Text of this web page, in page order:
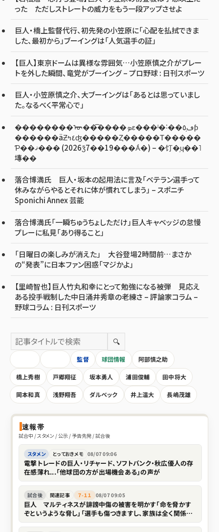
った ただしストレートの威力をもう一段アップさせよ
巨人・橋上監督代行、初先発の小笠原に「心配を払拭できま
した、最初から」ブーイングは「人気選手の証」
【巨人】東京ドームは異様な雰囲気…小笠原慎之介がプレー
トを外した瞬間、竜党がブーイング – プロ野球 : 日刊スポーツ
巨人・小笠原慎之介、大ブーイングは「あるとは思っていまし
た。なるべく平常心で」
��������ᡡ��͡����ܤε���ˡ�˸��ڡ֥٥ƥ
������äƵ٤ߤʤ�����Ȥ�����Τ�����
Ƥ��ޤ��� (2026ǯ7��19���Ǻ�) – �饤�֥ɥ��˥
塼��
落合博満氏 巨人・坂本の起用法に言及「ベテラン選手って
休みながらやるとそれに体が慣れてしまう」 – スポニチ
Sponichi Annex 芸能
落合博満氏「一瞬ちゅうちょしただけ」巨人キャベッジの怠慢
プレーに私見「あり得ること」
「日曜日の楽しみが消えた」 大谷登場2時間前…まさか
の“発表”に日本ファン困惑「マジかよ」
【里崎智也】巨人竹丸和幸にとって勉強になる被弾 見応え
ある投手戦制した中日涌井秀章の老練さ – 評論家コラム –
野球コラム : 日刊スポーツ
🔍
監督 球団情報 阿部慎之助
橋上秀樹 戸郷翔征 坂本勇人 浦田俊輔 田中将大
岡本和真 浅野翔吾 ダルベック 井上温大 長嶋茂雄
速報帯
試合中 / スタメン / 公示 / 予告先発 / 試合後
スタメン とっておきメモ 08/07 09:06
電撃トレードの巨人・リチャード、ソフトバンク・秋広優人の存
在感薄れ...「他球団の方が出場機会ある」の声が
試合後 関連記事 ７-１１ 08/07 09:05
巨人 マルティネスが誹謗中傷の被害を明かす「命を脅かす
ぞというような脅し」「選手も傷つきますし、家族は全く関係な